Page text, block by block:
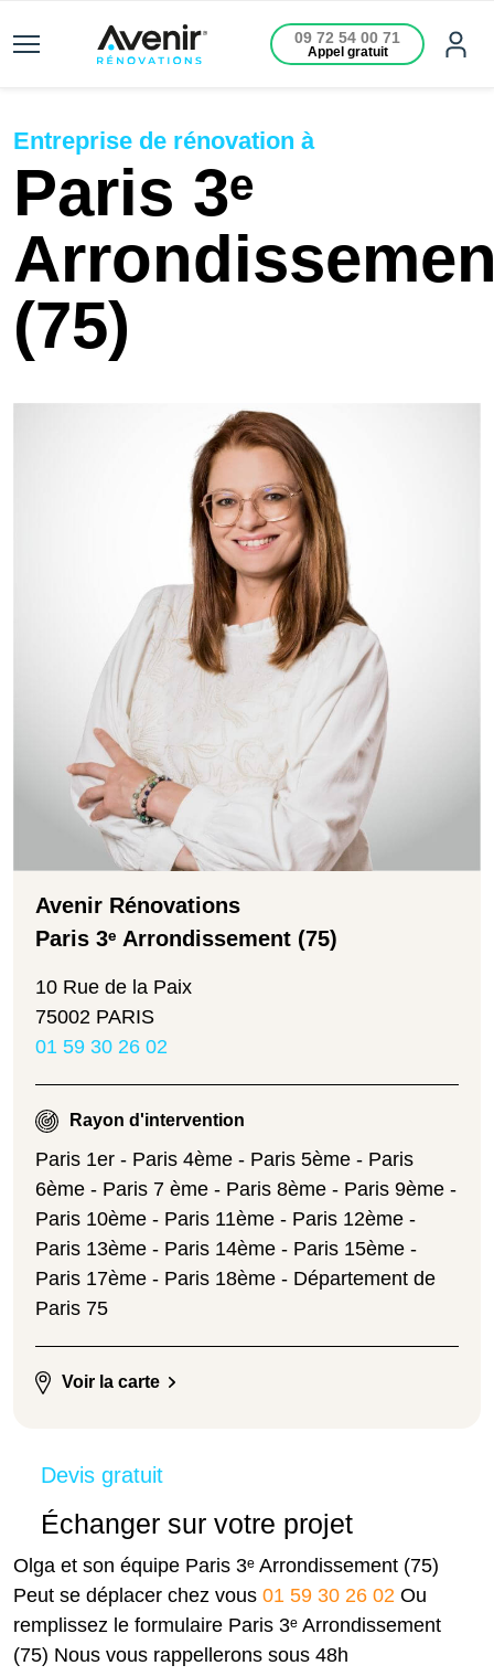
09 72 54 00 71
Appel gratuit
Entreprise de rénovation à
Paris 3ᵉ
(75)
Avenir Rénovations
Paris 3ᵉ Arrondissement (75)
10 Rue de la Paix
75002 PARIS
01 59 30 26 02
Rayon d'intervention
Paris 1er - Paris 4ème - Paris 5ème - Paris
6ème - Paris 7 ème - Paris 8ème - Paris 9ème -
Paris 10ème - Paris 11ème - Paris 12ème -
Paris 13ème - Paris 14ème - Paris 15ème -
Paris 17ème - Paris 18ème - Département de
Paris 75
Voir la carte
Devis gratuit
Échanger sur votre projet
Olga et son équipe Paris 3ᵉ Arrondissement (75)
Peut se déplacer chez vous 01 59 30 26 02 Ou
remplissez le formulaire Paris 3ᵉ Arrondissement
(75) Nous vous rappellerons sous 48h